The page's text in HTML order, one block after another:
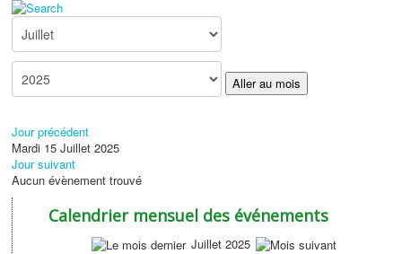
Aller au mois
Jour précédent
Mardi 15 Juillet 2025
Jour suivant
Aucun évènement trouvé
Calendrier mensuel des événements
Juillet 2025